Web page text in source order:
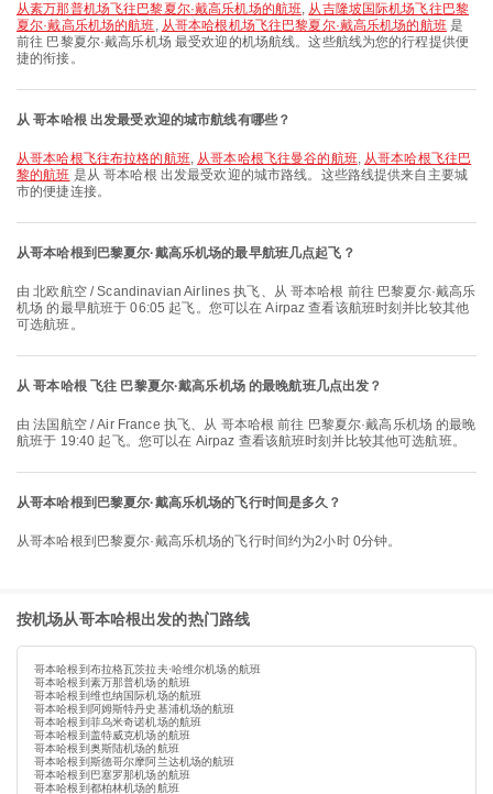
从素万那普机场飞往巴黎夏尔·戴高乐机场的航班, 从吉隆坡国际机场飞往巴黎
夏尔·戴高乐机场的航班, 从哥本哈根机场飞往巴黎夏尔·戴高乐机场的航班是
前往 巴黎夏尔·戴高乐机场 最受欢迎的机场航线。这些航线为您的行程提供便
捷的衔接。
从 哥本哈根 出发最受欢迎的城市航线有哪些？
从哥本哈根飞往布拉格的航班, 从哥本哈根飞往曼谷的航班, 从哥本哈根飞往巴
黎的航班 是从 哥本哈根 出发最受欢迎的城市路线。这些路线提供来自主要城
市的便捷连接。
从哥本哈根到巴黎夏尔·戴高乐机场的最早航班几点起飞？
由 北欧航空 / Scandinavian Airlines 执飞、从 哥本哈根 前往 巴黎夏尔·戴高乐
机场 的最早航班于 06:05 起飞。您可以在 Airpaz 查看该航班时刻并比较其他
可选航班。
从 哥本哈根 飞往 巴黎夏尔·戴高乐机场 的最晚航班几点出发？
由 法国航空 / Air France 执飞、从 哥本哈根 前往 巴黎夏尔·戴高乐机场 的最晚
航班于 19:40 起飞。您可以在 Airpaz 查看该航班时刻并比较其他可选航班。
从哥本哈根到巴黎夏尔·戴高乐机场的飞行时间是多久？
从哥本哈根到巴黎夏尔·戴高乐机场的飞行时间约为2小时 0分钟。
按机场从哥本哈根出发的热门路线
哥本哈根到布拉格瓦茨拉夫·哈维尔机场的航班
哥本哈根到素万那普机场的航班
哥本哈根到维也纳国际机场的航班
哥本哈根到阿姆斯特丹史基浦机场的航班
哥本哈根到菲乌米奇诺机场的航班
哥本哈根到盖特威克机场的航班
哥本哈根到奥斯陆机场的航班
哥本哈根到斯德哥尔摩阿兰达机场的航班
哥本哈根到巴塞罗那机场的航班
哥本哈根到都柏林机场的航班